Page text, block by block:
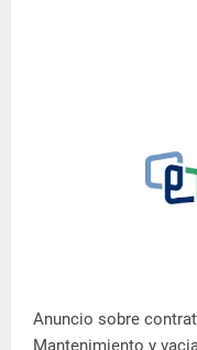
Anuncio sobre
Mantenimiento y